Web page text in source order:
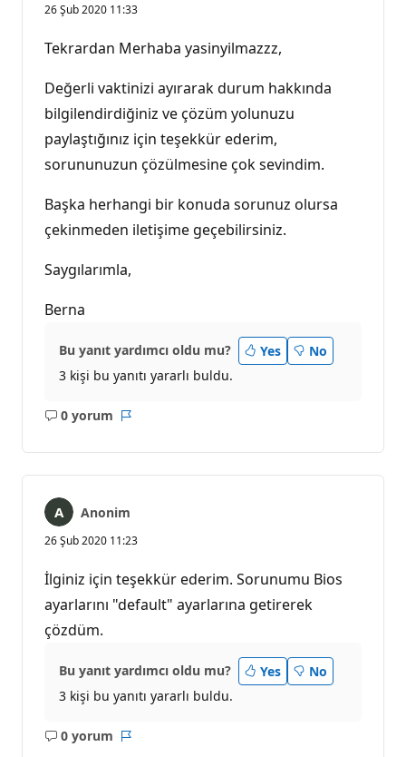
26 Şub 2020 11:33
Tekrardan Merhaba yasinyilmazzz,
Değerli vaktinizi ayırarak durum hakkında
bilgilendirdiğiniz ve çözüm yolunuzu
paylaştığınız için teşekkür ederim,
sorununuzun çözülmesine çok sevindim.
Başka herhangi bir konuda sorunuz olursa
çekinmeden iletişime geçebilirsiniz.
Saygılarımla,
Berna
Bu yanıt yardımcı oldu mu? Yes
No
3 kişi bu yanıtı yararlı buldu.
0 yorum
Açıklama
Anonim
26 Şub 2020 11:23
İlginiz için teşekkür ederim. Sorunumu Bios
ayarlarını "default" ayarlarına getirerek
çözdüm.
Bu yanıt yardımcı oldu mu? Yes
No
3 kişi bu yanıtı yararlı buldu.
0 yorum
Açıklama